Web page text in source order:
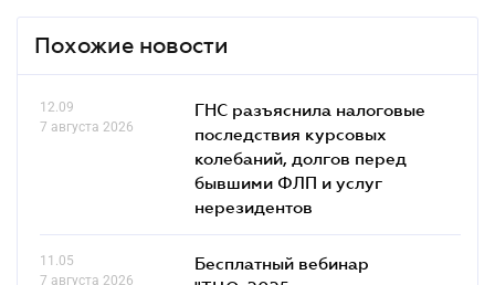
Похожие новости
12.09
7 августа 2026
ГНС разъяснила налоговые
последствия курсовых
колебаний, долгов перед
бывшими ФЛП и услуг
нерезидентов
11.05
7 августа 2026
Бесплатный вебинар